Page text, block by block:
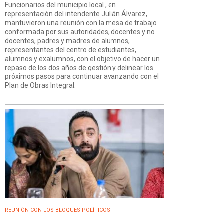
Funcionarios del municipio local , en
representación del intendente Julián Álvarez,
mantuvieron una reunión con la mesa de trabajo
conformada por sus autoridades, docentes y no
docentes, padres y madres de alumnos,
representantes del centro de estudiantes,
alumnos y exalumnos, con el objetivo de hacer un
repaso de los dos años de gestión y delinear los
próximos pasos para continuar avanzando con el
Plan de Obras Integral.
REUNIÓN CON LOS BLOQUES POLÍTICOS